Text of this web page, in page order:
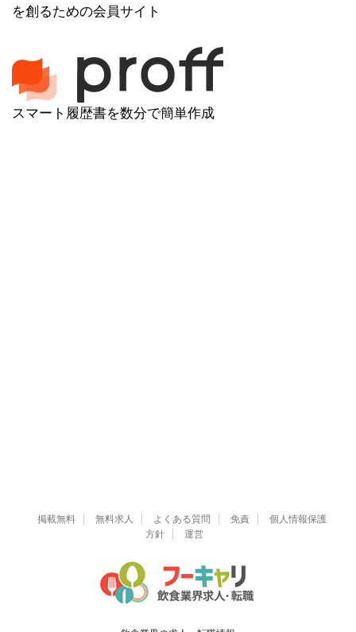
を創るための会員サイト
スマート履歴書を数分で簡単作成
掲載無料 無料求人 よくある質問 免責
個人情報保護
方針
運営